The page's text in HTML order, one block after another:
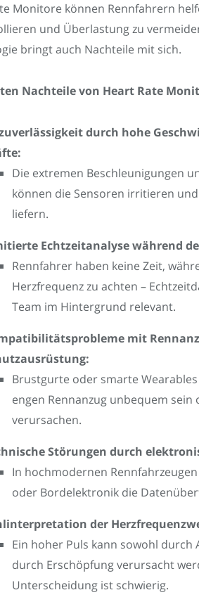
Monitore können Rennfahrern
und Überlastung zu
bringt auch Nachteile mit sich.
Nachteile von Heart Rate
durch hohe
Die extremen Beschleunigungen
können die Sensoren irritieren
liefern.
Echtzeitanalyse während
Rennfahrer haben keine Zeit,
Herzfrequenz zu achten –
Team im Hintergrund relevant.
mit
Brustgurte oder smarte
engen Rennanzug unbequem sein
verursachen.
Störungen durch
In hochmodernen
oder Bordelektronik die
der
Ein hoher Puls kann sowohl durch
durch Erschöpfung verursacht
Unterscheidung ist schwierig.